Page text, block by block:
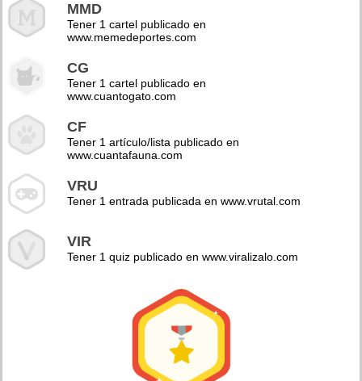
MMD
Tener 1 cartel publicado en
www.memedeportes.com
CG
Tener 1 cartel publicado en
www.cuantogato.com
CF
Tener 1 artículo/lista publicado en
www.cuantafauna.com
VRU
Tener 1 entrada publicada en www.vrutal.com
VIR
Tener 1 quiz publicado en www.viralizalo.com